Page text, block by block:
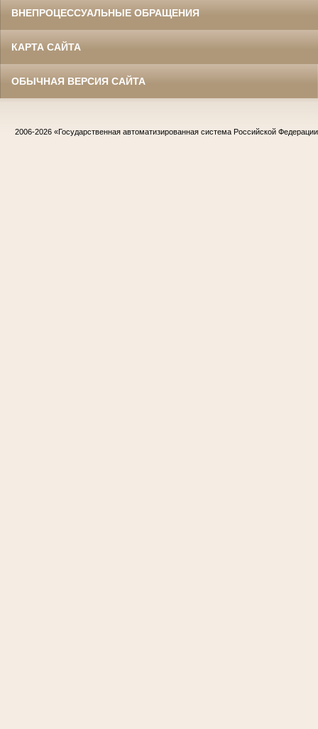
ВНЕПРОЦЕССУАЛЬНЫЕ ОБРАЩЕНИЯ
КАРТА САЙТА
ОБЫЧНАЯ ВЕРСИЯ САЙТА
2006-2026 «Государственная автоматизированная система Российской